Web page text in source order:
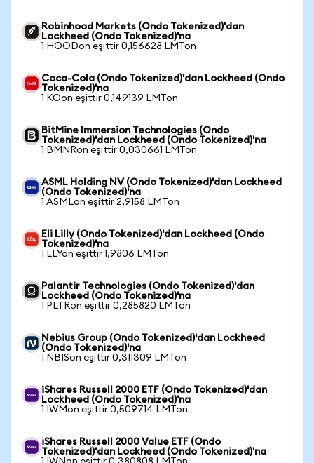
Robinhood Markets (Ondo Tokenized)'dan
Lockheed (Ondo Tokenized)'na
1 HOODon eşittir 0,156628 LMTon
Coca-Cola (Ondo Tokenized)'dan Lockheed (Ondo
Tokenized)'na
1 KOon eşittir 0,149139 LMTon
BitMine Immersion Technologies (Ondo
Tokenized)'dan Lockheed (Ondo Tokenized)'na
1 BMNRon eşittir 0,030661 LMTon
ASML Holding NV (Ondo Tokenized)'dan Lockheed
(Ondo Tokenized)'na
1 ASMLon eşittir 2,9158 LMTon
Eli Lilly (Ondo Tokenized)'dan Lockheed (Ondo
Tokenized)'na
1 LLYon eşittir 1,9806 LMTon
Palantir Technologies (Ondo Tokenized)'dan
Lockheed (Ondo Tokenized)'na
1 PLTRon eşittir 0,285820 LMTon
Nebius Group (Ondo Tokenized)'dan Lockheed
(Ondo Tokenized)'na
1 NBISon eşittir 0,311309 LMTon
iShares Russell 2000 ETF (Ondo Tokenized)'dan
Lockheed (Ondo Tokenized)'na
1 IWMon eşittir 0,509714 LMTon
iShares Russell 2000 Value ETF (Ondo
Tokenized)'dan Lockheed (Ondo Tokenized)'na